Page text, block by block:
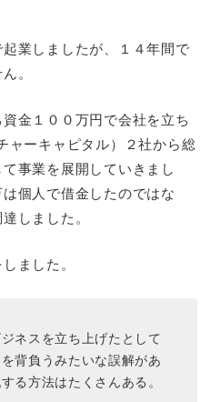
業しましたが、１４年間で
。
金１００万円で会社を立ち
ャーキャピタル）２社から総
事業を展開していきまし
個人で借金したのではな
しました。
ました。
ネスを立ち上げたとして
背負うみたいな誤解があ
る方法はたくさんある。